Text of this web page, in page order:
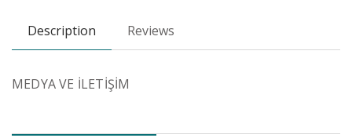
Description Reviews
MEDYA VE İLETİŞİM